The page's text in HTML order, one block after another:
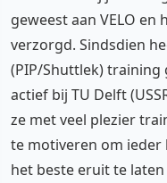
geweest aan VELO en
verzorgd. Sindsdien
(PIP/Shuttlek) training
actief bij TU Delft
ze met veel plezier
te motiveren om ieder
het beste eruit te